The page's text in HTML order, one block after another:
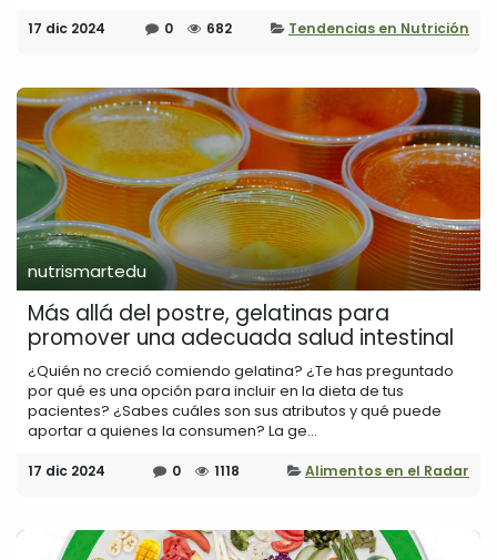
17 dic 2024 0 682 Tendencias en Nutrición
nutrismartedu
Más allá del postre, gelatinas para
promover una adecuada salud intestinal
¿Quién no creció comiendo gelatina? ¿Te has preguntado
por qué es una opción para incluir en la dieta de tus
pacientes? ¿Sabes cuáles son sus atributos y qué puede
aportar a quienes la consumen? La ge...
17 dic 2024 0 1118 Alimentos en el Radar